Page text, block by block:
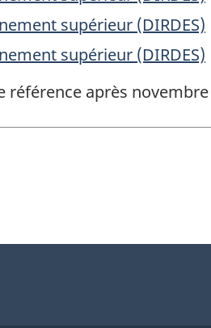
supérieur (DIRDES)
supérieur (DIRDES)
après